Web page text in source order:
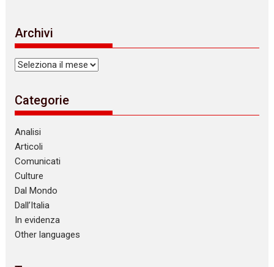
Archivi
Archivi
Categorie
Analisi
Articoli
Comunicati
Culture
Dal Mondo
Dall’Italia
In evidenza
Other languages